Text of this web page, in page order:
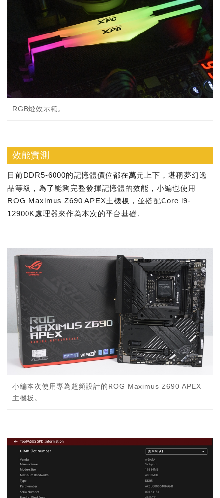
RGB燈效示範。
效能實測
目前DDR5-6000的記憶體價位都在萬元上下，堪稱夢幻逸
品等級，為了能夠完整發揮記憶體的效能，小編也使用
ROG Maximus Z690 APEX主機板，並搭配Core i9-
12900K處理器來作為本次的平台基礎。
小編本次使用專為超頻設計的ROG Maximus Z690 APEX
主機板。